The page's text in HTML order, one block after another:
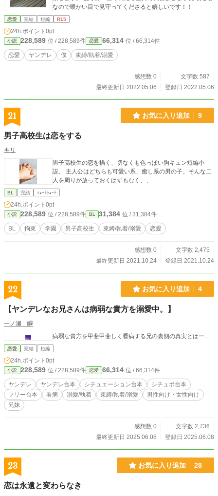
なので暖かい目で見守ってくださると嬉しいです！！
恋愛 完結 短編 R15
24h.ポイント 0pt
小説 228,589 位 / 228,589件 恋愛 66,314 位 / 66,314件
恋愛 ヤンデレ 僕 束縛/執着/溺愛
感想数 0
文字数 587
最終更新日 2022.05.06
登録日 2022.05.06
21 お気に入り追加 9
男子高校生は恋をする
キリ
男子高校生の恋を描く、切なくも色っぽい胸キュン短編小
説。 主人公はどちらも可愛い系、癒し系の男の子。そんな二
人を周りが放っておくはずもなく、、
BL 完結 ｼｮｰﾄｼｮｰﾄ
24h.ポイント 0pt
小説 228,589 位 / 228,589件 BL 31,384 位 / 31,384件
BL 拘束 学園 男子高校生 束縛/執着/溺愛 恋愛
感想数 0
文字数 2,475
最終更新日 2021.10.24
登録日 2021.10.24
22 お気に入り追加 4
【ヤンデレなお兄さんは病弱な貴方を溺愛中。】
一ノ瀬 瞬
病弱な貴方を甲斐甲斐しく看病する兄の裏側の真実とはー…
恋愛 完結 短編
24h.ポイント 0pt
小説 228,589 位 / 228,589件 恋愛 66,314 位 / 66,314件
ヤンデレ ヤンデレ台本 シチュエーション台本
シチュボ台本
フリー台本
看病 溺愛/執着 束縛/執着/溺愛
男性向け・女性向け
兄妹
感想数 0
文字数 2,736
最終更新日 2025.06.08
登録日 2025.06.08
23 お気に入り追加 28
恋は永遠と変わらなき